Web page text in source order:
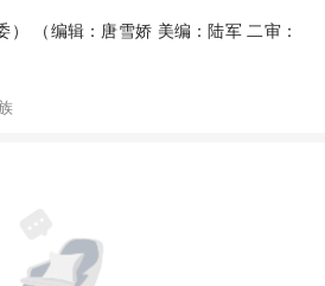
播
） （编辑：唐雪娇 美编：陆军 二审：